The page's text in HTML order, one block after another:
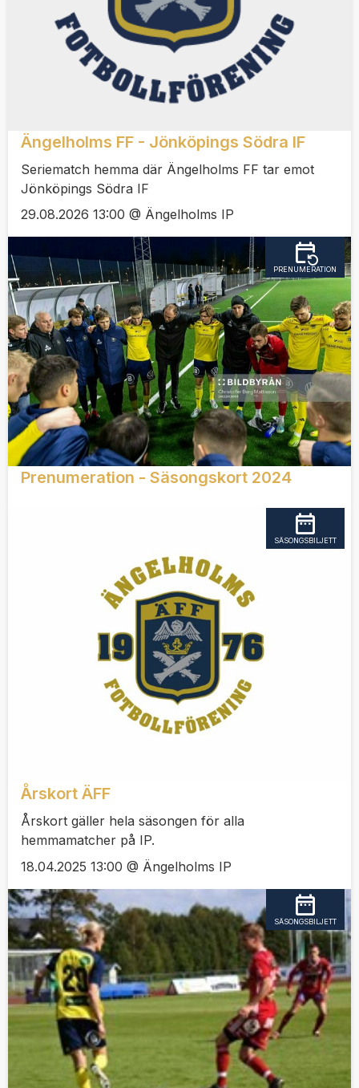
Ängelholms FF - Jönköpings Södra IF
Seriematch hemma där Ängelholms FF tar emot
Jönköpings Södra IF
29.08.2026 13:00 @ Ängelholms IP
Prenumeration - Säsongskort 2024
PRENUMERATION
Årskort ÄFF
Årskort gäller hela säsongen för alla
hemmamatcher på IP.
18.04.2025 13:00 @ Ängelholms IP
SÄSONGSBILJETT
SÄSONGSBILJETT